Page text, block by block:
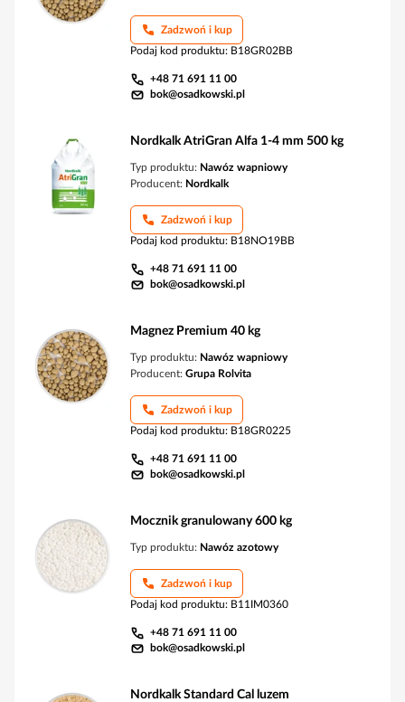
Zadzwoń i kup
Podaj kod produktu: B18GR02BB
+48 71 691 11 00
bok@osadkowski.pl
Nordkalk AtriGran Alfa 1-4 mm 500 kg
Typ produktu: Nawóz wapniowy
Producent: Nordkalk
Zadzwoń i kup
Podaj kod produktu: B18NO19BB
+48 71 691 11 00
bok@osadkowski.pl
Magnez Premium 40 kg
Typ produktu: Nawóz wapniowy
Producent: Grupa Rolvita
Zadzwoń i kup
Podaj kod produktu: B18GR0225
+48 71 691 11 00
bok@osadkowski.pl
Mocznik granulowany 600 kg
Typ produktu: Nawóz azotowy
Zadzwoń i kup
Podaj kod produktu: B11IM0360
+48 71 691 11 00
bok@osadkowski.pl
Nordkalk Standard Cal luzem